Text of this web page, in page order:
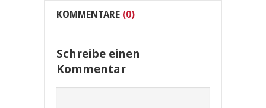
KOMMENTARE (0)
Schreibe einen
Kommentar